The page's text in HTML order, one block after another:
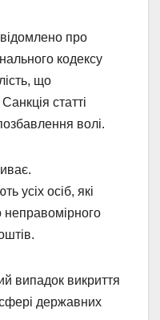
про
кодексу
що
статті
волі.
усіх осіб, які
випадок викриття
державних